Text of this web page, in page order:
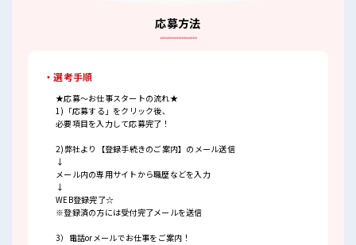
応募方法
・選考手順
★応募～お仕事スタートの流れ★
1)「応募する」をクリック後、
必要項目を入力して応募完了！
2)弊社より【登録手続きのご案内】のメール送信
↓
メール内の専用サイトから職歴などを入力
↓
WEB登録完了☆
※登録済の方には受付完了メールを送信
3）電話orメールでお仕事をご案内！